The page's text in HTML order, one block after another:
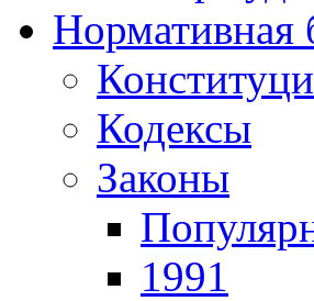
Нормативная
Кодексы
Законы
1991